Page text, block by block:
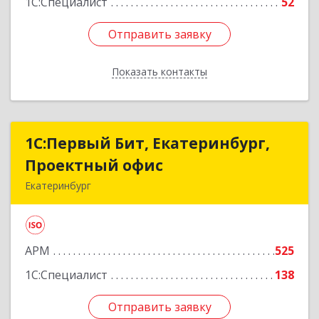
Отправить заявку
Показать контакты
Отправить заявку
Назад
1С:Первый Бит, Екатеринбург,
Проектный офис
Екатеринбург
АРМ
525
1С:Специалист
138
Отправить заявку
1С:Первый Бит, Екатеринбург,
Проектный офис
Подробнее
Отправить заявку